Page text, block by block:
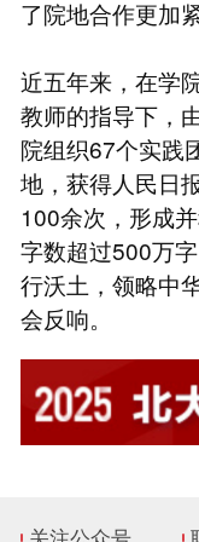
了院地合作更加
近五年来，在学
教师的指导下，
院组织67个实践
地，获得人民日
100余次，形成
字数超过500万
行沃土，领略中
会反响。